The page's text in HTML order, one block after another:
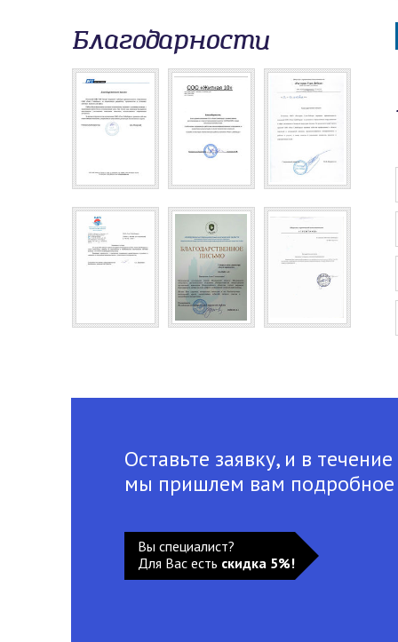
Благодарности
Оставьте заявку, и в
мы пришлем вам
Вы специалист?
Для Вас есть скидка 5%!